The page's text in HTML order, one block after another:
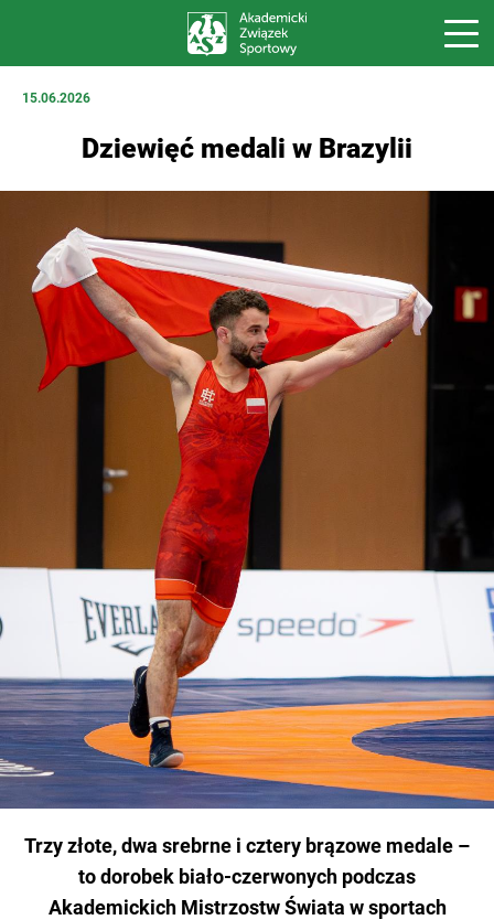
15.06.2026
Dziewięć medali w Brazylii
Trzy złote, dwa srebrne i cztery brązowe medale –
to dorobek biało-czerwonych podczas
Akademickich Mistrzostw Świata w sportach